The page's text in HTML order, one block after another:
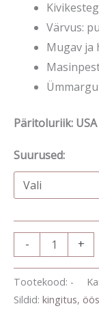
Värvus:
Mugav ja
Päritoluriik: USA
Suurused:
- +
Tootekood: -
Sildid: kingitus,